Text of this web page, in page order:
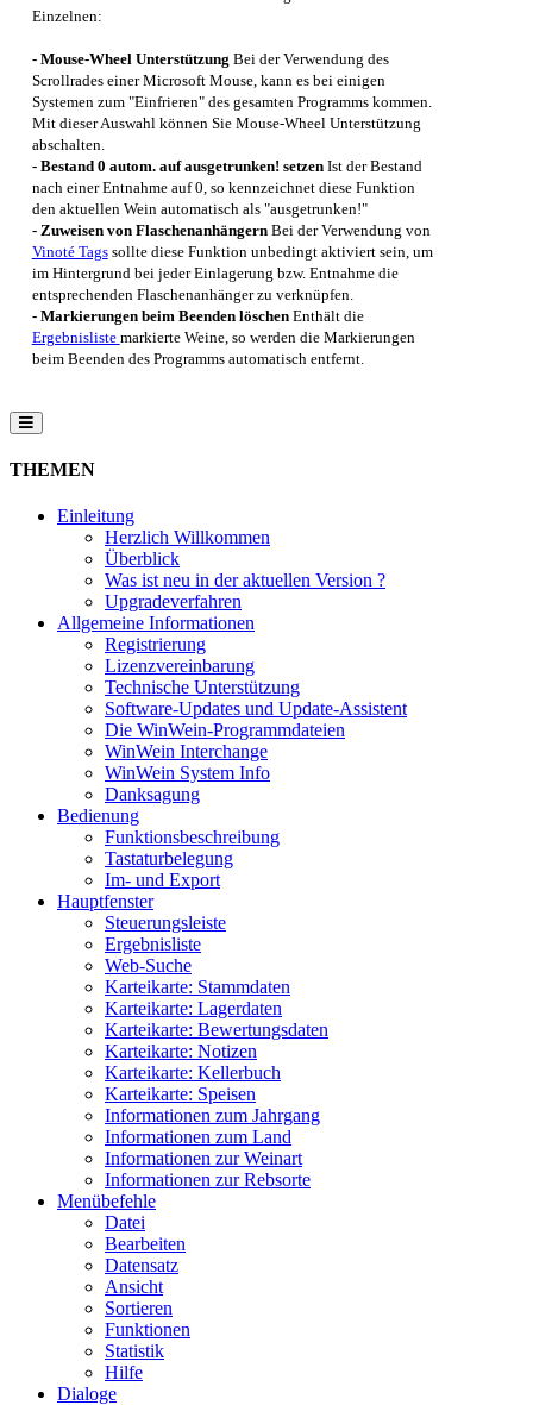
Einzelnen:
- Mouse-Wheel Unterstützung Bei der Verwendung des
Scrollrades einer Microsoft Mouse, kann es bei einigen
Systemen zum "Einfrieren" des gesamten Programms kommen.
Mit dieser Auswahl können Sie Mouse-Wheel Unterstützung
abschalten.
- Bestand 0 autom. auf ausgetrunken! setzenIst der Bestand
nach einer Entnahme auf 0, so kennzeichnet diese Funktion
den aktuellen Wein automatisch als "ausgetrunken!"
- Zuweisen von FlaschenanhängernBei der Verwendung von
Vinoté Tagssollte diese Funktion unbedingt aktiviert sein, um
im Hintergrund bei jeder Einlagerung bzw. Entnahme die
entsprechenden Flaschenanhänger zu verknüpfen.
- Markierungen beim Beenden löschenEnthält die
Ergebnisliste markierte Weine, so werden die Markierungen
beim Beenden des Programms automatisch entfernt.
THEMEN
Einleitung
Herzlich Willkommen
Überblick
Was ist neu in der aktuellen Version ?
Upgradeverfahren
Allgemeine Informationen
Registrierung
Lizenzvereinbarung
Technische Unterstützung
Software-Updates und Update-Assistent
Die WinWein-Programmdateien
WinWein Interchange
WinWein System Info
Danksagung
Bedienung
Funktionsbeschreibung
Tastaturbelegung
Im- und Export
Hauptfenster
Steuerungsleiste
Ergebnisliste
Web-Suche
Karteikarte: Stammdaten
Karteikarte: Lagerdaten
Karteikarte: Bewertungsdaten
Karteikarte: Notizen
Karteikarte: Kellerbuch
Karteikarte: Speisen
Informationen zum Jahrgang
Informationen zum Land
Informationen zur Weinart
Informationen zur Rebsorte
Menübefehle
Datei
Bearbeiten
Datensatz
Ansicht
Sortieren
Funktionen
Statistik
Hilfe
Dialoge